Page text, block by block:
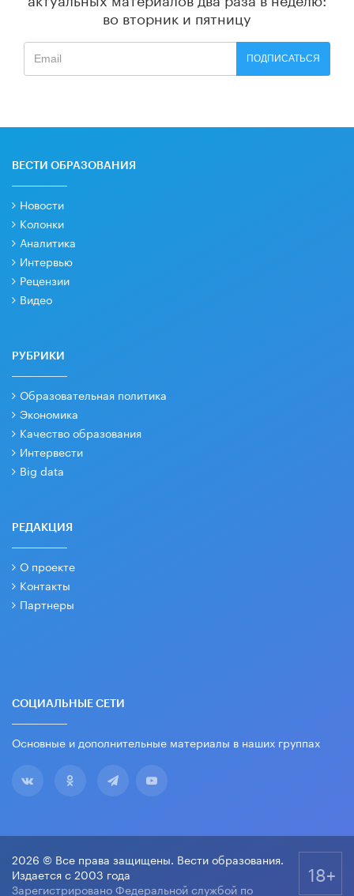
во вторник и пятницу
ПОДПИСАТЬСЯ
ВЕСТИ ОБРАЗОВАНИЯ
Новости
Колонки
Аналитика
Интервью
Рецензии
Видео
РУБРИКИ
Образовательная политика
Экономика
Качество образования
Интервести
Big data
РЕДАКЦИЯ
О проекте
Контакты
Партнеры
СОЦИАЛЬНЫЕ СЕТИ
Основные и дополнительные материалы в наших группах
2026 © Все права защищены. Вести образования.
Издается с 2003 года
Зарегистрировано Федеральной службой по
18+